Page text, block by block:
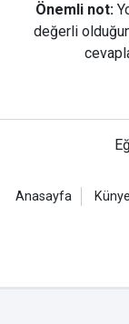
Önemli not:
değerli
Anasayfa Künye